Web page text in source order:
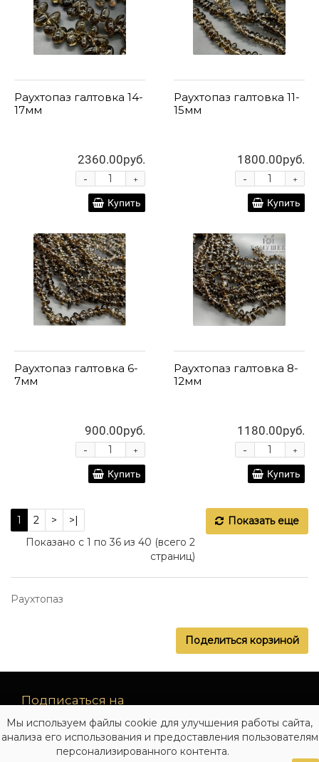
Раухтопаз галтовка 14-
17мм
2360.00руб.
+
-
Купить
Раухтопаз галтовка 11-
15мм
1800.00руб.
+
-
Купить
Раухтопаз галтовка 6-
7мм
900.00руб.
+
-
Купить
Раухтопаз галтовка 8-
12мм
1180.00руб.
+
-
Купить
Показать еще
1 2 >
>|
Показано с 1 по 36 из 40 (всего 2
страниц)
Раухтопаз
Поделиться корзиной
Подписаться на
новинок
Подписаться
Мы используем файлы cookie для улучшения работы сайта,
анализа его использования и предоставления пользователям
персонализированного контента.